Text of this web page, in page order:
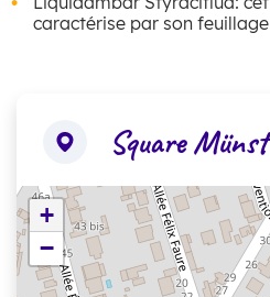
caractérise par son
Square
+
−